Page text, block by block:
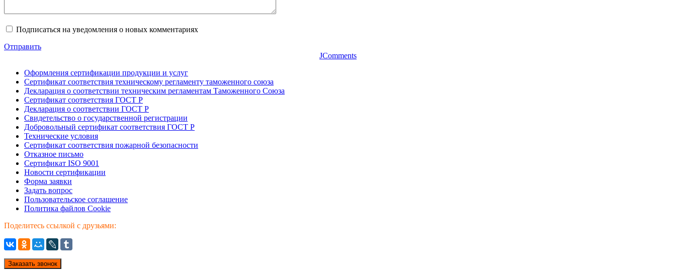
Подписаться на уведомления о новых комментариях
Отправить
JComments
Оформления сертификации продукции и услуг
Сертификат соответствия техническому регламенту таможенного союза
Декларация о соответствии техническим регламентам Таможенного Союза
Сертификат соответствия ГОСТ Р
Декларация о соответствии ГОСТ Р
Свидетельство о государственной регистрации
Добровольный сертификат соответствия ГОСТ Р
Технические условия
Сертификат соответствия пожарной безопасности
Отказное письмо
Сертификат ISO 9001
Новости сертификации
Форма заявки
Задать вопрос
Пользовательское соглашение
Политика файлов Cookie
Поделитесь ссылкой с друзьями:
Заказать звонок